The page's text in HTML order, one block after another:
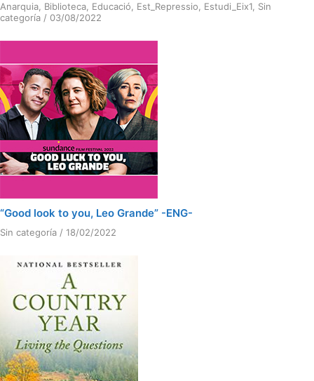
Anarquia Biblioteca Educació Est_Repressio Estudi_Eix1 Sin
categoría / 03/08/2022
“Good look to you, Leo Grande” -ENG-
Sin categoría / 18/02/2022